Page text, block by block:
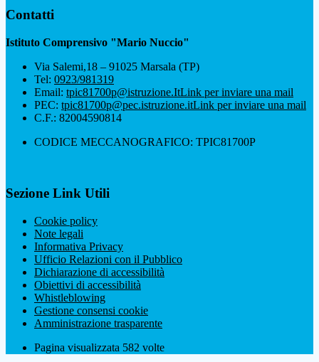
Contatti
Istituto Comprensivo "Mario Nuccio"
Via Salemi,18 – 91025 Marsala (TP)
Tel: 0923/981319
Email: tpic81700p@istruzione.ItLink per inviare una mail
PEC: tpic81700p@pec.istruzione.itLink per inviare una mail
C.F.: 82004590814
CODICE MECCANOGRAFICO: TPIC81700P
Sezione Link Utili
Cookie policy
Note legali
Informativa Privacy
Ufficio Relazioni con il Pubblico
Dichiarazione di accessibilità
Obiettivi di accessibilità
Whistleblowing
Gestione consensi cookie
Amministrazione trasparente
Pagina visualizzata 582 volte